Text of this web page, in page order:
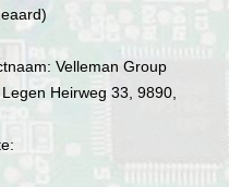
Velleman Group
Heirweg 33, 9890,